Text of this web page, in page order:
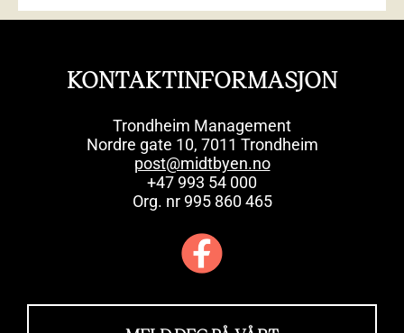
KONTAKTINFORMASJON
Trondheim Management
Nordre gate 10, 7011 Trondheim
post@midtbyen.no
+47 993 54 000
Org. nr 995 860 465